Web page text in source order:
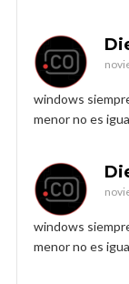
windows
menor no es
windows
menor no es